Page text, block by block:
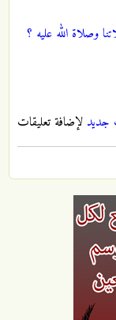
وصلاة الله عليه ؟
جديد لإضافة تعليقات